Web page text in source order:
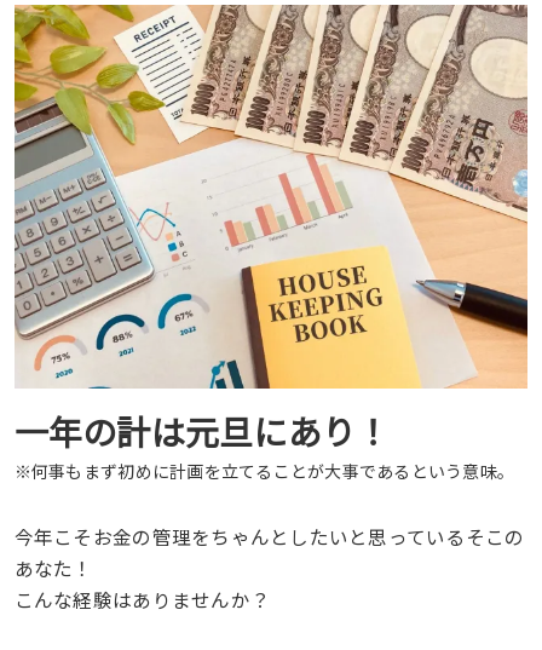
一年の計は元旦にあり！
※何事もまず初めに計画を立てることが大事であるという意味。
今年こそお金の管理をちゃんとしたいと思っているそこの
あなた！
こんな経験はありませんか？